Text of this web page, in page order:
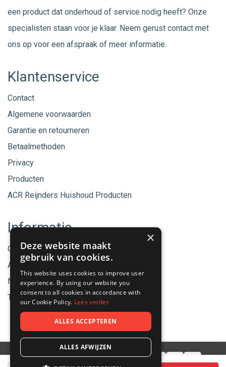
een product dat onderhoud of service nodig heeft? Onze
specialisten staan voor je klaar. Neem gerust contact met
ons op voor een afspraak of meer informatie.
Klantenservice
Contact
Algemene voorwaarden
Garantie en retourneren
Betaalmethoden
Privacy
Producten
ACR Reijnders Huishoud Producten
Informatie
Onze merken
Aanbiedingen
Nieuwe producten
Tips & Nieuws
×
Deze website maakt
gebruik van cookies.
This website uses cookies to improve user
experience. By using our website you
consent to all cookies in accordance with
our Cookie Policy. Lees verder
ALLES ACCEPTEREN
ALLES AFWIJZEN